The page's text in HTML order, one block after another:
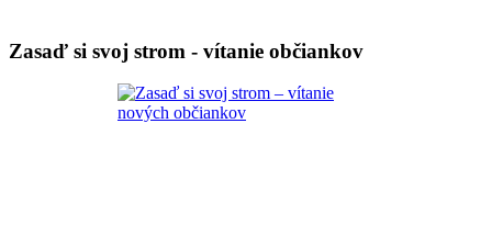
Zasaď si svoj strom - vítanie občiankov